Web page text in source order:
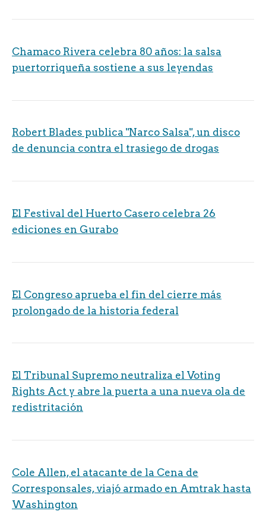
Chamaco Rivera celebra 80 años: la salsa
puertorriqueña sostiene a sus leyendas
Robert Blades publica "Narco Salsa", un disco
de denuncia contra el trasiego de drogas
El Festival del Huerto Casero celebra 26
ediciones en Gurabo
El Congreso aprueba el fin del cierre más
prolongado de la historia federal
El Tribunal Supremo neutraliza el Voting
Rights Act y abre la puerta a una nueva ola de
redistritación
Cole Allen, el atacante de la Cena de
Corresponsales, viajó armado en Amtrak hasta
Washington